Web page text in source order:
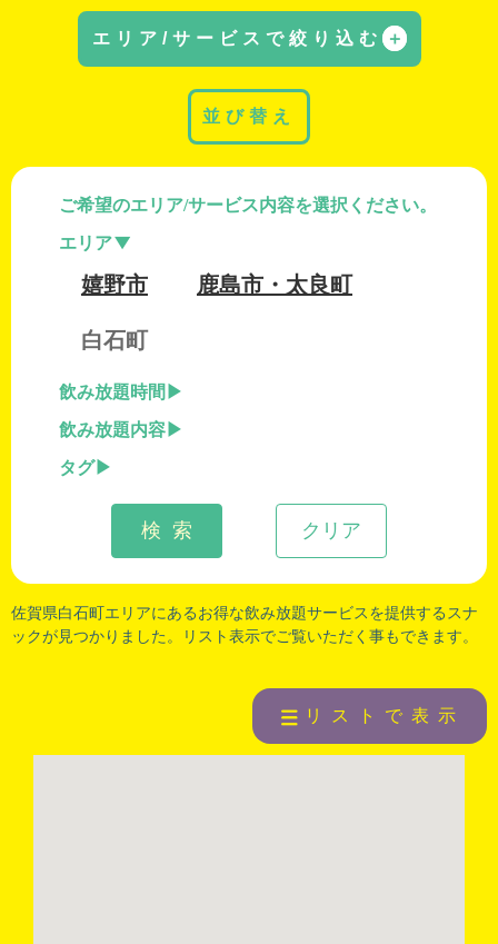
エリア/サービスで絞り込む ＋
ご希望のエリア/サービス内容を選択ください。
エリア
嬉野市 鹿島市・太良町
白石町
飲み放題時間
飲み放題内容
タグ
クリア
検 索
並び替え
佐賀県白石町エリアにあるお得な飲み放題サービスを提供するスナ
ックが見つかりました。リスト表示でご覧いただく事もできます。
リストで表示